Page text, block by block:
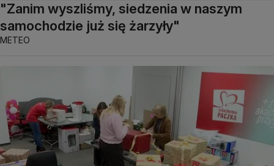
"Zanim wyszliśmy, siedzenia w naszym
samochodzie już się żarzyły"
METEO